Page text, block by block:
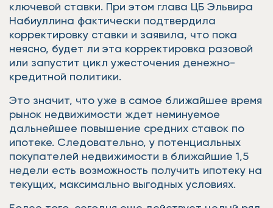
ключевой ставки. При этом глава ЦБ Эльвира
Набиуллина фактически подтвердила
корректировку ставки и заявила, что пока
неясно, будет ли эта корректировка разовой
или запустит цикл ужесточения денежно-
кредитной политики.
Это значит, что уже в самое ближайшее время
рынок недвижимости ждет неминуемое
дальнейшее повышение средних ставок по
ипотеке. Следовательно, у потенциальных
покупателей недвижимости в ближайшие 1,5
недели есть возможность получить ипотеку на
текущих, максимально выгодных условиях.